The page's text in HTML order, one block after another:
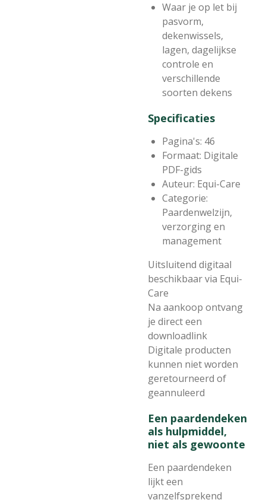
Waar je op let bij
pasvorm,
dekenwissels,
lagen, dagelijkse
controle en
verschillende
soorten dekens
Specificaties
Pagina's: 46
Formaat: Digitale
PDF-gids
Auteur: Equi-Care
Categorie:
Paardenwelzijn,
verzorging en
management
Uitsluitend digitaal
beschikbaar via Equi-
Care
Na aankoop ontvang
je direct een
downloadlink
Digitale producten
kunnen niet worden
geretourneerd of
geannuleerd
Een paardendeken
als hulpmiddel,
niet als gewoonte
Een paardendeken
lijkt een
vanzelfsprekend